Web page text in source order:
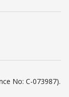
No: C-073987).